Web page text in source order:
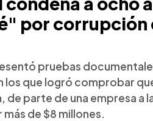
por corrupción
pruebas
los que logró comprobar
de parte de una empresa a
de $8 millones.